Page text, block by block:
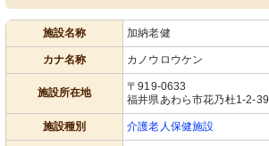
施設名称 加納老健
カナ名称 カノウロウケン
施設所在地
〒919-0633
福井県あわら市花乃杜1-2-39
施設種別 介護老人保健施設